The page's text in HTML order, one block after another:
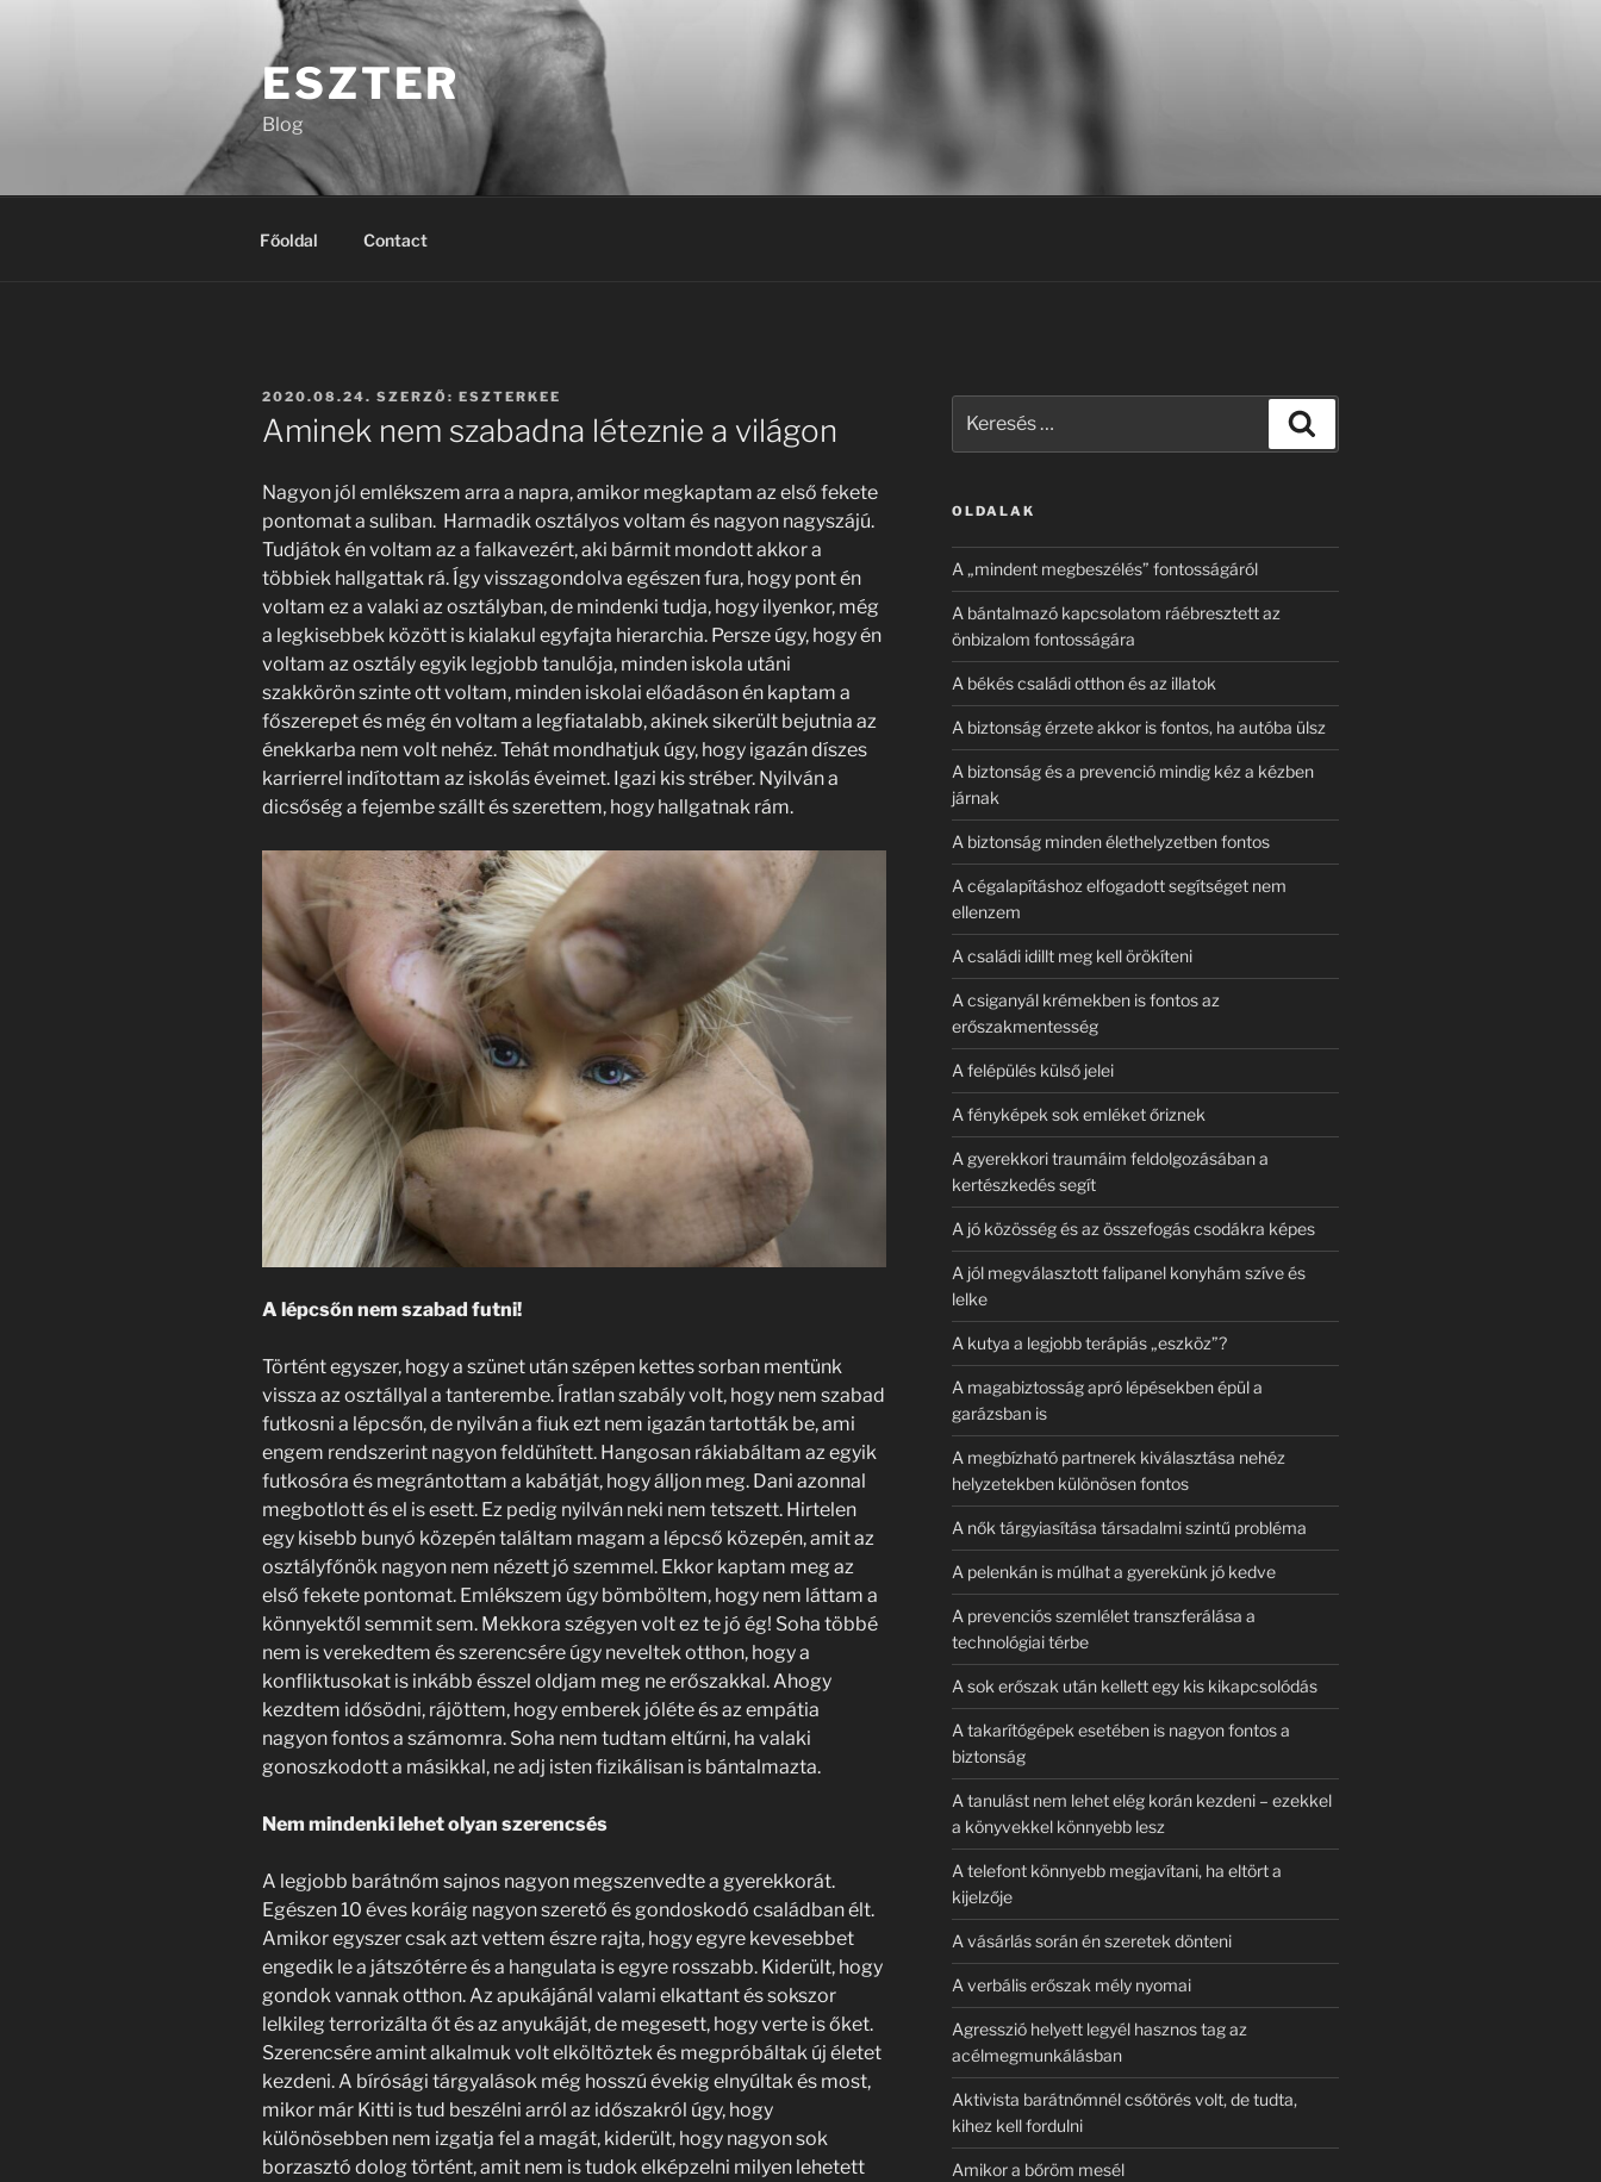
ESZTER
Blog
Főoldal Contact
BEKÜLDVE:
2020.08.24. SZERZŐ: ESZTERKEE
Aminek nem szabadna léteznie a világon
Nagyon jól emlékszem arra a napra, amikor megkaptam az első fekete
pontomat a suliban. Harmadik osztályos voltam és nagyon nagyszájú.
Tudjátok én voltam az a falkavezért, aki bármit mondott akkor a
többiek hallgattak rá. Így visszagondolva egészen fura, hogy pont én
voltam ez a valaki az osztályban, de mindenki tudja, hogy ilyenkor, még
a legkisebbek között is kialakul egyfajta hierarchia. Persze úgy, hogy én
voltam az osztály egyik legjobb tanulója, minden iskola utáni
szakkörön szinte ott voltam, minden iskolai előadáson én kaptam a
főszerepet és még én voltam a legfiatalabb, akinek sikerült bejutnia az
énekkarba nem volt nehéz. Tehát mondhatjuk úgy, hogy igazán díszes
karrierrel indítottam az iskolás éveimet. Igazi kis stréber. Nyilván a
dicsőség a fejembe szállt és szerettem, hogy hallgatnak rám.
A lépcsőn nem szabad futni!
Történt egyszer, hogy a szünet után szépen kettes sorban mentünk
vissza az osztállyal a tanterembe. Íratlan szabály volt, hogy nem szabad
futkosni a lépcsőn, de nyilván a fiuk ezt nem igazán tartották be, ami
engem rendszerint nagyon feldühített. Hangosan rákiabáltam az egyik
futkosóra és megrántottam a kabátját, hogy álljon meg. Dani azonnal
megbotlott és el is esett. Ez pedig nyilván neki nem tetszett. Hirtelen
egy kisebb bunyó közepén találtam magam a lépcső közepén, amit az
osztályfőnök nagyon nem nézett jó szemmel. Ekkor kaptam meg az
első fekete pontomat. Emlékszem úgy bömböltem, hogy nem láttam a
könnyektől semmit sem. Mekkora szégyen volt ez te jó ég! Soha többé
nem is verekedtem és szerencsére úgy neveltek otthon, hogy a
konfliktusokat is inkább ésszel oldjam meg ne erőszakkal. Ahogy
kezdtem idősödni, rájöttem, hogy emberek jóléte és az empátia
nagyon fontos a számomra. Soha nem tudtam eltűrni, ha valaki
gonoszkodott a másikkal, ne adj isten fizikálisan is bántalmazta.
Nem mindenki lehet olyan szerencsés
A legjobb barátnőm sajnos nagyon megszenvedte a gyerekkorát.
Egészen 10 éves koráig nagyon szerető és gondoskodó családban élt.
Amikor egyszer csak azt vettem észre rajta, hogy egyre kevesebbet
engedik le a játszótérre és a hangulata is egyre rosszabb. Kiderült, hogy
gondok vannak otthon. Az apukájánál valami elkattant és sokszor
lelkileg terrorizálta őt és az anyukáját, de megesett, hogy verte is őket.
Szerencsére amint alkalmuk volt elköltöztek és megpróbáltak új életet
kezdeni. A bírósági tárgyalások még hosszú évekig elnyúltak és most,
mikor már Kitti is tud beszélni arról az időszakról úgy, hogy
különösebben nem izgatja fel a magát, kiderült, hogy nagyon sok
borzasztó dolog történt, amit nem is tudok elképzelni milyen lehetett
következő
OLDALAK
A „mindent megbeszélés” fontosságáról
A bántalmazó kapcsolatom ráébresztett az
önbizalom fontosságára
A békés családi otthon és az illatok
A biztonság érzete akkor is fontos, ha autóba ülsz
A biztonság és a prevenció mindig kéz a kézben
járnak
A biztonság minden élethelyzetben fontos
A cégalapításhoz elfogadott segítséget nem
ellenzem
A családi idillt meg kell örökíteni
A csiganyál krémekben is fontos az
erőszakmentesség
A felépülés külső jelei
A fényképek sok emléket őriznek
A gyerekkori traumáim feldolgozásában a
kertészkedés segít
A jó közösség és az összefogás csodákra képes
A jól megválasztott falipanel konyhám szíve és
lelke
A kutya a legjobb terápiás „eszköz”?
A magabiztosság apró lépésekben épül a
garázsban is
A megbízható partnerek kiválasztása nehéz
helyzetekben különösen fontos
A nők tárgyiasítása társadalmi szintű probléma
A pelenkán is múlhat a gyerekünk jó kedve
A prevenciós szemlélet transzferálása a
technológiai térbe
A sok erőszak után kellett egy kis kikapcsolódás
A takarítógépek esetében is nagyon fontos a
biztonság
A tanulást nem lehet elég korán kezdeni – ezekkel
a könyvekkel könnyebb lesz
A telefont könnyebb megjavítani, ha eltört a
kijelzője
A vásárlás során én szeretek dönteni
A verbális erőszak mély nyomai
Agresszió helyett legyél hasznos tag az
acélmegmunkálásban
Aktivista barátnőmnél csőtörés volt, de tudta,
kihez kell fordulni
Amikor a bőröm mesél